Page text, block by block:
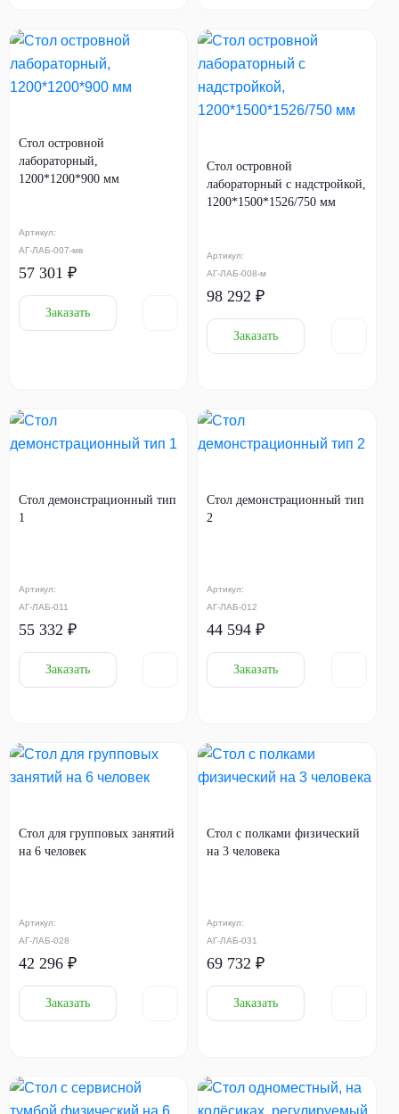
Артикул:
АГ-ЛАБ-007-мв
Стол островной
лабораторный,
1200*1200*900 мм
57 301 ₽
Заказать
Артикул:
АГ-ЛАБ-008-м
Стол островной
лабораторный с надстройкой,
1200*1500*1526/750 мм
98 292 ₽
Заказать
Артикул:
АГ-ЛАБ-011
Стол демонстрационный тип
1
55 332 ₽
Заказать
Артикул:
АГ-ЛАБ-012
Стол демонстрационный тип
2
44 594 ₽
Заказать
Артикул:
АГ-ЛАБ-028
Стол для групповых занятий
на 6 человек
42 296 ₽
Заказать
Артикул:
АГ-ЛАБ-031
Стол с полками физический
на 3 человека
69 732 ₽
Заказать